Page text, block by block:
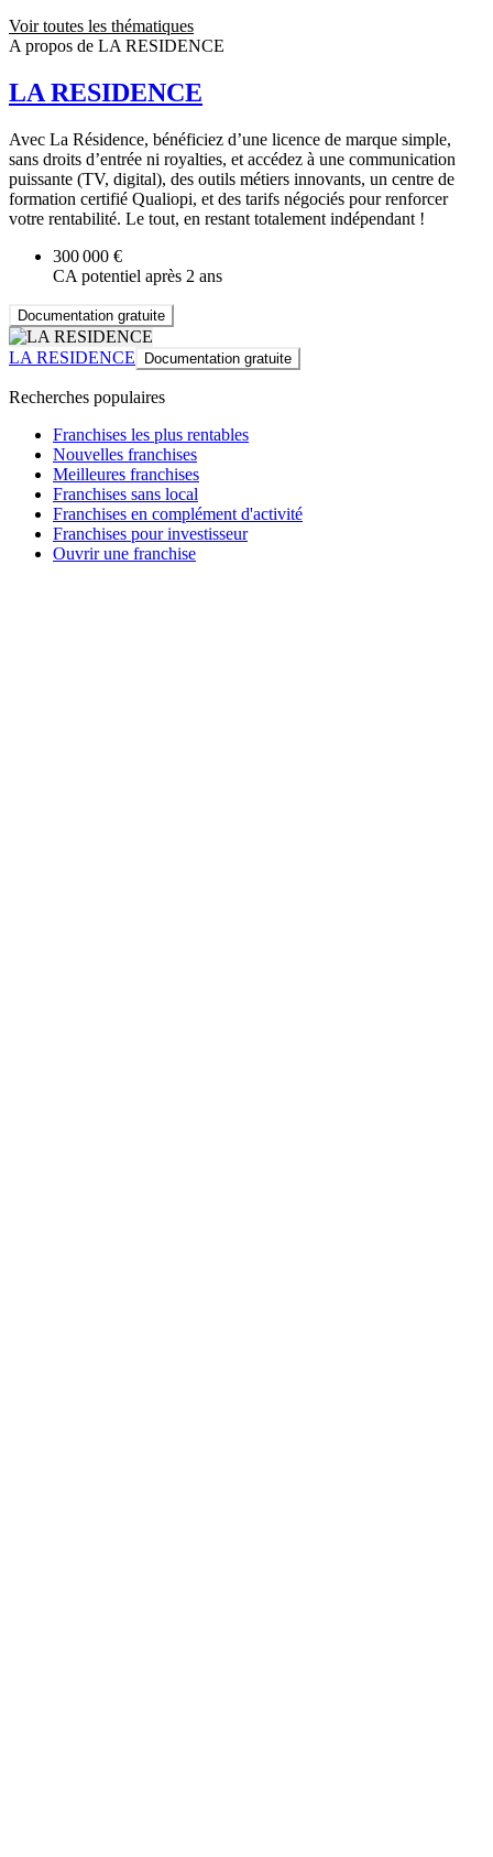
Voir toutes les thématiques
A propos de LA RESIDENCE
LA RESIDENCE
Avec La Résidence, bénéficiez d’une licence de marque simple,
sans droits d’entrée ni royalties, et accédez à une communication
puissante (TV, digital), des outils métiers innovants, un centre de
formation certifié Qualiopi, et des tarifs négociés pour renforcer
votre rentabilité. Le tout, en restant totalement indépendant !
300 000 €
CA potentiel après 2 ans
Documentation gratuite
LA RESIDENCE Documentation gratuite
Recherches populaires
Franchises les plus rentables
Nouvelles franchises
Meilleures franchises
Franchises sans local
Franchises en complément d'activité
Franchises pour investisseur
Ouvrir une franchise